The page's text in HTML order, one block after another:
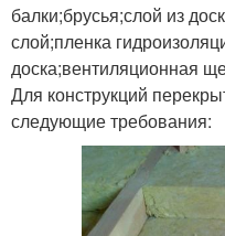
балки;брусья;слой из
слой;пленка
доска;вентиляционная
Для конструкций
следующие требования: